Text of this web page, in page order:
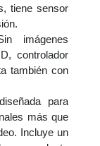
tiene sensor
imágenes
controlador
también con
para
más que
Incluye un